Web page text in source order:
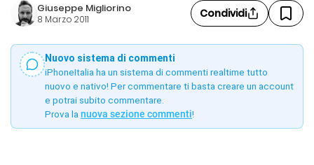
Giuseppe Migliorino
8 Marzo 2011 Condividi
Nuovo sistema di commenti
iPhoneItalia ha un sistema di commenti realtime tutto
nuovo e nativo! Per commentare ti basta creare un account
e potrai subito commentare.
Prova la nuova sezione commenti!